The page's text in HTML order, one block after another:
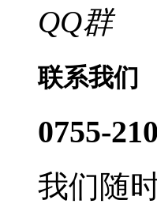
QQ群
联系我们
0755-
我们随